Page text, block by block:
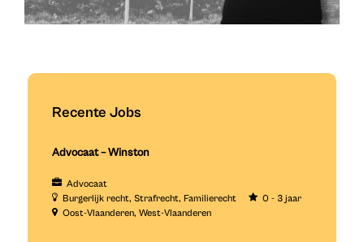
Recente Jobs
Advocaat – Winston
Advocaat
Burgerlijk recht Strafrecht Familierecht
0 - 3 jaar
Oost-Vlaanderen West-Vlaanderen